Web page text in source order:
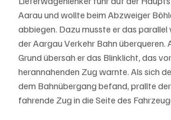
Aarau und wollte beim Abzweiger
abbiegen. Dazu musste er das parallel
der Aargau Verkehr Bahn überqueren.
Grund übersah er das Blinklicht, das
herannahenden Zug warnte. Als sich
dem Bahnübergang befand, prallte
fahrende Zug in die Seite des